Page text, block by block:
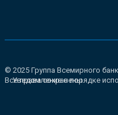
© 2025 Группа Всемирного
Все права сохранены.
Уведомление о порядке